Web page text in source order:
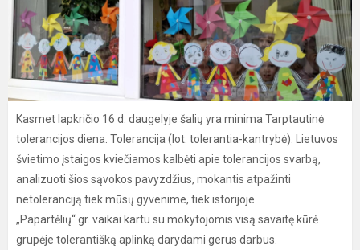
Kasmet lapkričio 16 d. daugelyje šalių yra minima Tarptautinė
tolerancijos diena. Tolerancija (lot. tolerantia-kantrybė). Lietuvos
švietimo įstaigos kviečiamos kalbėti apie tolerancijos svarbą,
analizuoti šios sąvokos pavyzdžius, mokantis atpažinti
netoleranciją tiek mūsų gyvenime, tiek istorijoje.
„Papartėlių“ gr. vaikai kartu su mokytojomis visą savaitę kūrė
grupėje tolerantišką aplinką darydami gerus darbus.